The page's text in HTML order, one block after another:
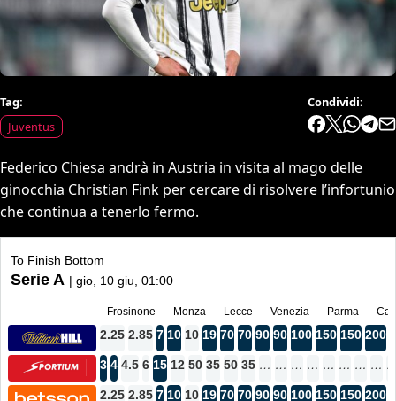
Tag:
Juventus
Condividi:
Federico Chiesa andrà in Austria in visita al mago delle
ginocchia Christian Fink per cercare di risolvere l’infortunio
che continua a tenerlo fermo.